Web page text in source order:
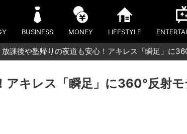
BUSINESS MONEY LIFESTYLE
放課後や塾帰りの夜道も安心！アキレス「瞬足」に
アキレス「瞬足」に360°反射